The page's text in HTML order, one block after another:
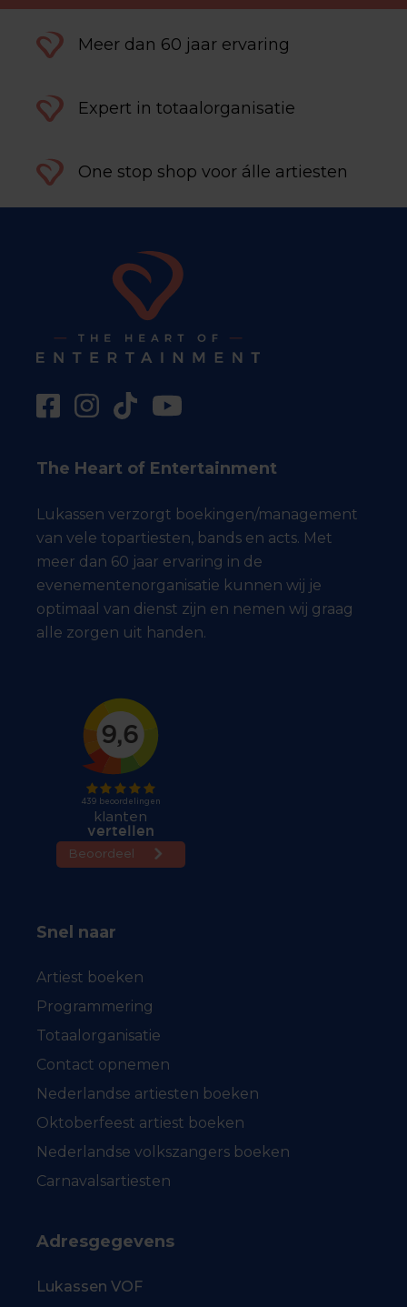
Meer dan 60 jaar ervaring
Expert in totaalorganisatie
One stop shop voor álle artiesten
The Heart of Entertainment
Lukassen verzorgt boekingen/management
van vele topartiesten, bands en acts. Met
meer dan 60 jaar ervaring in de
evenementenorganisatie kunnen wij je
optimaal van dienst zijn en nemen wij graag
alle zorgen uit handen.
Snel naar
Artiest boeken
Programmering
Totaalorganisatie
Contact opnemen
Nederlandse artiesten boeken
Oktoberfeest artiest boeken
Nederlandse volkszangers boeken
Carnavalsartiesten
Adresgegevens
Lukassen VOF